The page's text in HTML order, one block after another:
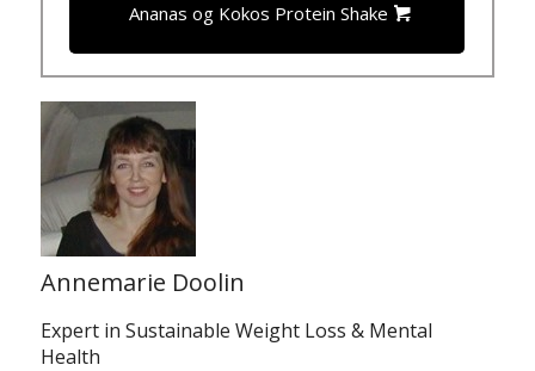
Ananas og Kokos Protein Shake
Annemarie Doolin
Expert in Sustainable Weight Loss & Mental
Health